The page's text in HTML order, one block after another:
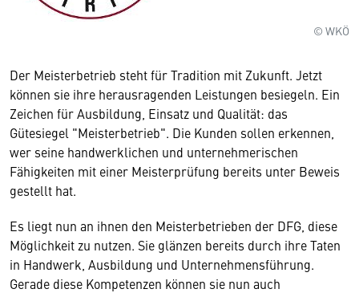
© WKÖ
Der Meisterbetrieb steht für Tradition mit Zukunft. Jetzt
können sie ihre herausragenden Leistungen besiegeln. Ein
Zeichen für Ausbildung, Einsatz und Qualität: das
Gütesiegel "Meisterbetrieb". Die Kunden sollen erkennen,
wer seine handwerklichen und unternehmerischen
Fähigkeiten mit einer Meisterprüfung bereits unter Beweis
gestellt hat.
Es liegt nun an ihnen den Meisterbetrieben der DFG, diese
Möglichkeit zu nutzen. Sie glänzen bereits durch ihre Taten
in Handwerk, Ausbildung und Unternehmensführung.
Gerade diese Kompetenzen können sie nun auch